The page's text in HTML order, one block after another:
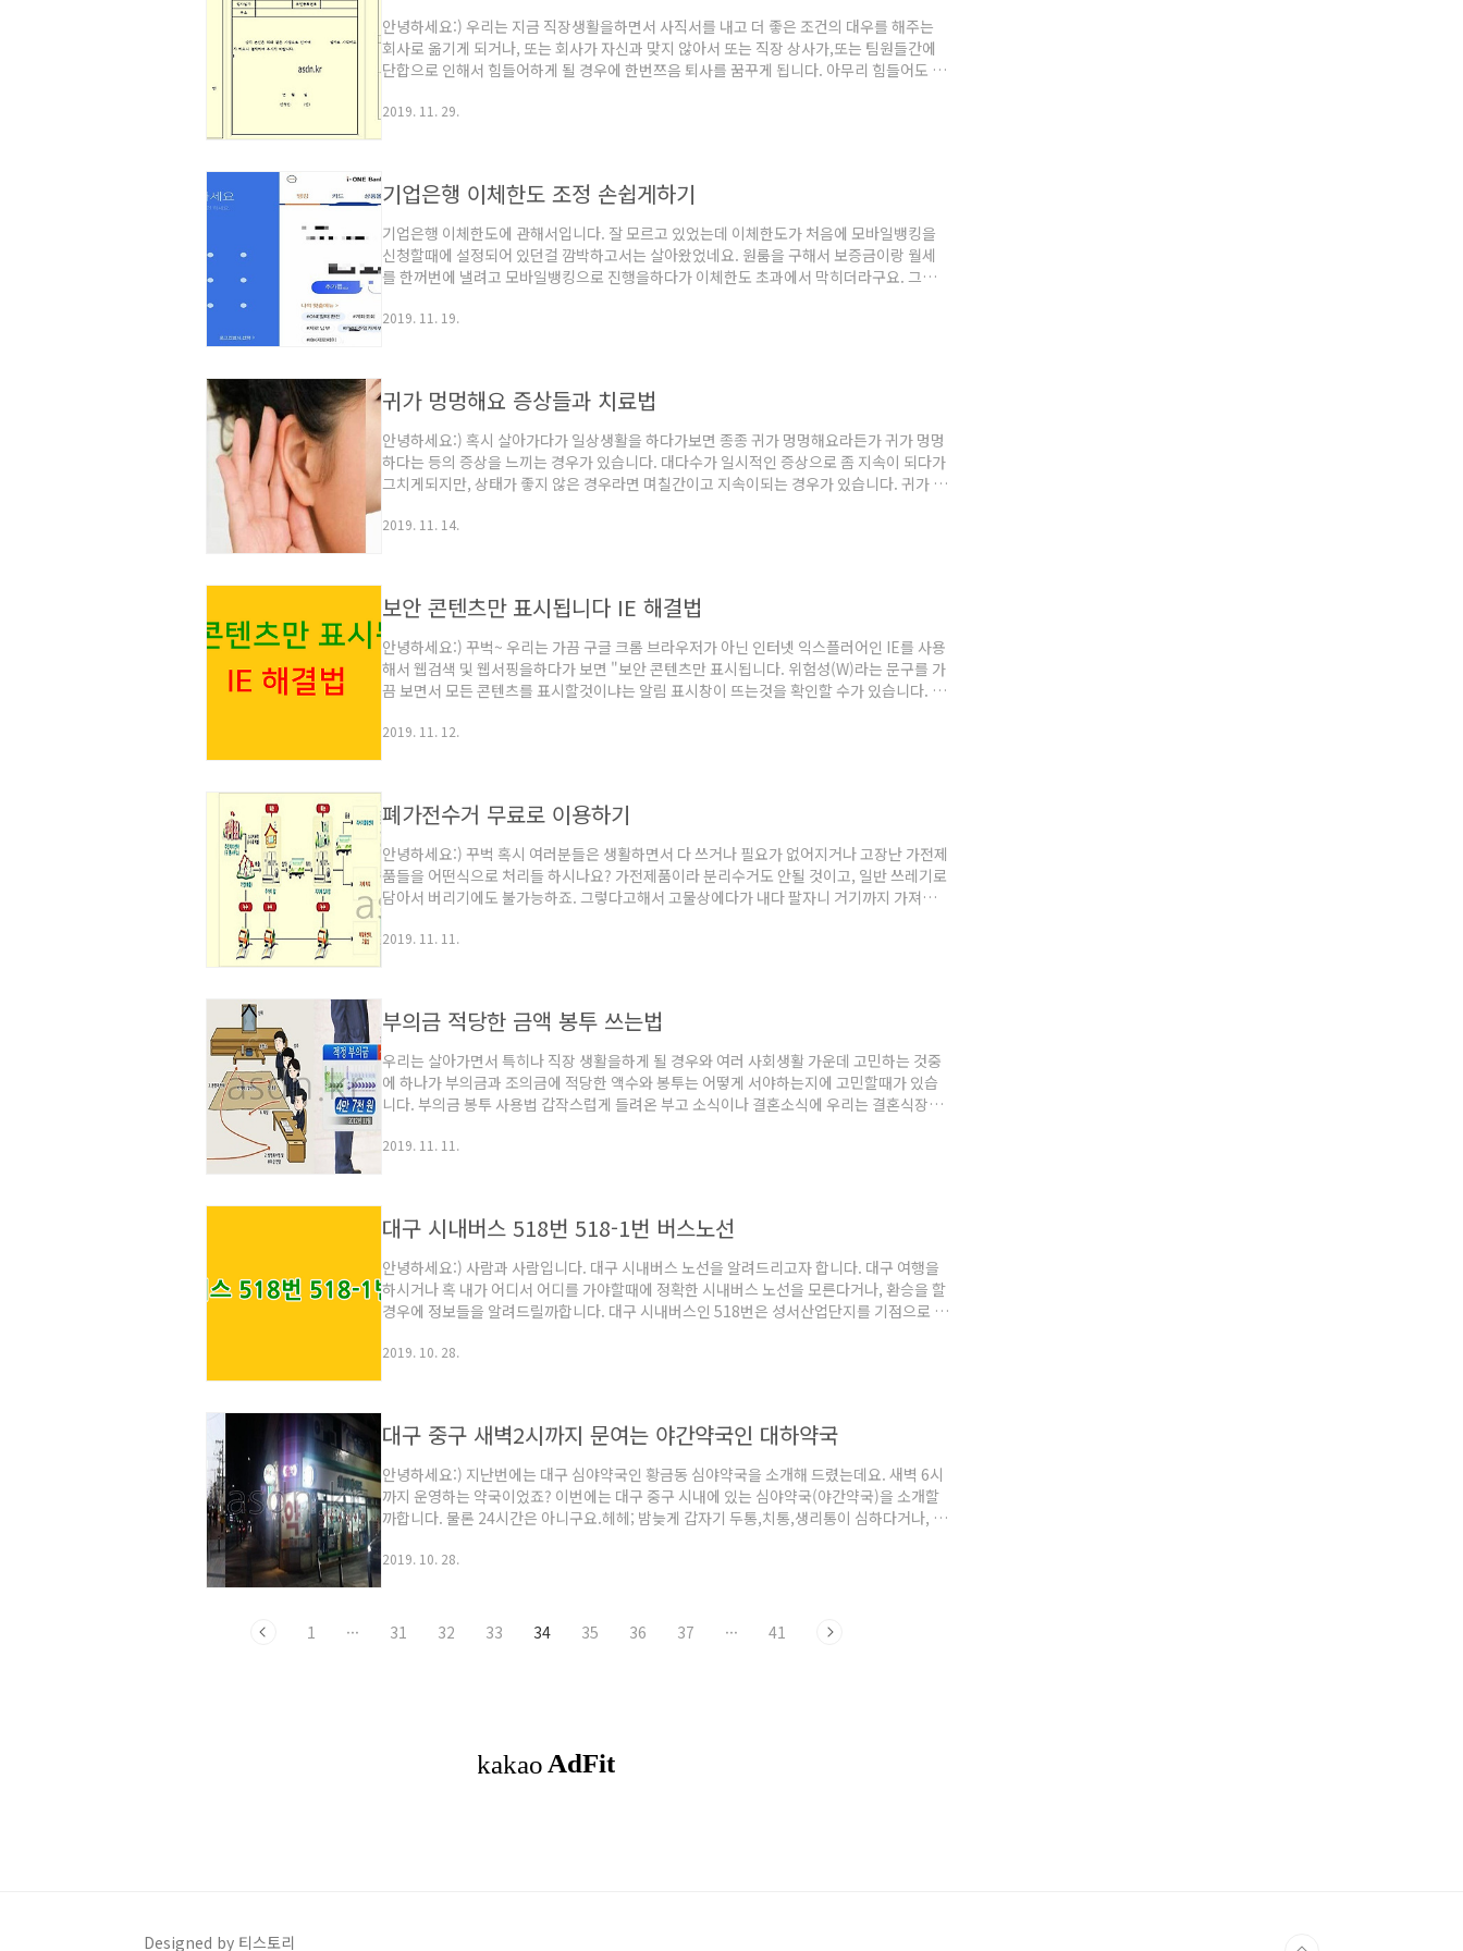
안녕하세요:) 우리는 지금 직장생활을하면서 사직서를 내고 더 좋은 조건의 대우를 해주는
회사로 옮기게 되거나, 또는 회사가 자신과 맞지 않아서 또는 직장 상사가,또는 팀원들간에
단합으로 인해서 힘들어하게 될 경우에 한번쯔음 퇴사를 꿈꾸게 됩니다. 아무리 힘들어도 이
답니다. 특히 자신의 대우가 자신의 성과와는 멀게 샐러리맨들은 일년 내내 몸이 부서져라 열
다. 실제로도 한 설문조사에 의하면 우리나라 직장인의 희망 1위가 '이직'이라고 하며, 직장
인 ..
2019. 11. 29.
기업은행 이체한도 조정 손쉽게하기
기업은행 이체한도에 관해서입니다. 잘 모르고 있었는데 이체한도가 처음에 모바일뱅킹을
신청할때에 설정되어 있던걸 깜박하고서는 살아왔었네요. 원룸을 구해서 보증금이랑 월세
를 한꺼번에 낼려고 모바일뱅킹으로 진행을하다가 이체한도 초과에서 막히더라구요. 그래
이상 쓸일도 많지 않아서 그동안은 잘 몰랐던 것이죠! 어떡하지? 하다가 혹 몰라서 기업은행
계셔야겠죠? 저는 5년전부터 다른 은행계좌도 잇지만 냅두고 주로 기업은행만을 이용하는
데요. 농협,대구은행,SC제..
2019. 11. 19.
귀가 멍멍해요 증상들과 치료법
안녕하세요:) 혹시 살아가다가 일상생활을 하다가보면 종종 귀가 멍멍해요라든가 귀가 멍멍
하다는 등의 증상을 느끼는 경우가 있습니다. 대다수가 일시적인 증상으로 좀 지속이 되다가
그치게되지만, 상태가 좋지 않은 경우라면 며칠간이고 지속이되는 경우가 있습니다. 귀가 멍
중이염에 의한 증상 중이염이란 알레르기나 감기가 원인이 되어서 귀쪽의 점막에 기능에 이
나 감기에 의해서 생기기도 하지만, 간접흡연으로도 발병할 수 있으며,가족력에 의한 유전적
인 원인이..
2019. 11. 14.
보안 콘텐츠만 표시됩니다 IE 해결법
안녕하세요:) 꾸벅~ 우리는 가끔 구글 크롬 브라우저가 아닌 인터넷 익스플러어인 IE를 사용
해서 웹검색 및 웹서핑을하다가 보면 "보안 콘텐츠만 표시됩니다. 위험성(W)라는 문구를 가
끔 보면서 모든 콘텐츠를 표시할것이냐는 알림 표시창이 뜨는것을 확인할 수가 있습니다. 이
우에,하단에 '보안 콘텐츠만 표시됩니다. 위험성(W)라는 알림 막대가 매번 열리게 됩니다.
방식으로 설정을 한다면, 더 이상 자신의 컴퓨터에서는 '보안 콘텐츠만 표시..
2019. 11. 12.
폐가전수거 무료로 이용하기
안녕하세요:) 꾸벅 혹시 여러분들은 생활하면서 다 쓰거나 필요가 없어지거나 고장난 가전제
품들을 어떤식으로 처리들 하시나요? 가전제품이라 분리수거도 안될 것이고, 일반 쓰레기로
담아서 버리기에도 불가능하죠. 그렇다고해서 고물상에다가 내다 팔자니 거기까지 가져가
쓰레기입니다. 저도 이번에 냉장고가 수명을 다해서,새로운 냉장고를 사게되면서 알게된 사
전 방문수거 배출예약 시스템 2012년부터서 환경부에서는 서울특별시를 시작으로해서 폐
가전제품을 배출예약시스템으로..
2019. 11. 11.
부의금 적당한 금액 봉투 쓰는법
우리는 살아가면서 특히나 직장 생활을하게 될 경우와 여러 사회생활 가운데 고민하는 것중
에 하나가 부의금과 조의금에 적당한 액수와 봉투는 어떻게 서야하는지에 고민할때가 있습
니다. 부의금 봉투 사용법 갑작스럽게 들려온 부고 소식이나 결혼소식에 우리는 결혼식장과
만, 조문예절을 모르고 또 조의금은 얼마나 해야할지를,봉투에는 어떤식으로 적어야할 지를
는것이 필요합니다. 특히나 장례식이 직장상사의 장례식이라면 더더욱 그렇습니다. 하지만
최근에는 장례식장들에 부의금..
2019. 11. 11.
대구 시내버스 518번 518-1번 버스노선
안녕하세요:) 사람과 사람입니다. 대구 시내버스 노선을 알려드리고자 합니다. 대구 여행을
하시거나 혹 내가 어디서 어디를 가야할때에 정확한 시내버스 노선을 모른다거나, 환승을 할
경우에 정보들을 알려드릴까합니다. 대구 시내버스인 518번은 성서산업단지를 기점으로 시
되는 버스입니다. 배차간격은 평일은 16분이며,휴일은 18분 간격으로 운행됩니다. 508번을
편 -세원정공 앞 -성서 주공1단지 건너편 대백 창신 한라타운 건너편 -이곡..
2019. 10. 28.
대구 중구 새벽2시까지 문여는 야간약국인 대하약국
안녕하세요:) 지난번에는 대구 심야약국인 황금동 심야약국을 소개해 드렸는데요. 새벽 6시
까지 운영하는 약국이었죠? 이번에는 대구 중구 시내에 있는 심야약국(야간약국)을 소개할
까합니다. 물론 24시간은 아니구요.헤헤; 밤늦게 갑자기 두통,치통,생리통이 심하다거나, 병
문을 닫아버리죠. 지난번 소개해 드린 대구 심야약국은 황금동이라서 북구나 동구,서구,달서
밤9시가 넘어서 약국을찾아야하는 분들에게 희소식입니다. 물론 대구 시내인 동성로라는 장
2019. 10. 28.
1 ··· 31 32 33 34 35 36 37 ··· 41
Designed by 티스토리